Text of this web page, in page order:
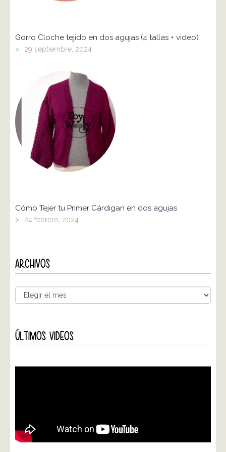
Gorro Cloche tejido en dos agujas (4 tallas + video)
> 29 septiembre, 2024
Cómo Tejer tu Primer Cárdigan en dos agujas
> 24 febrero, 2024
ARCHIVOS
ÚLTIMOS VIDEOS